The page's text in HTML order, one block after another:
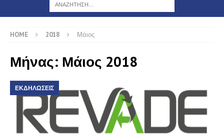
HOME 2018 Μάιος
Μήνας: Μάιος 2018
ΕΚΔΗΛΩΣΕΙΣ